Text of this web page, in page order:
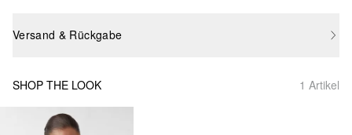
Versand & Rückgabe
SHOP THE LOOK 1 Artikel